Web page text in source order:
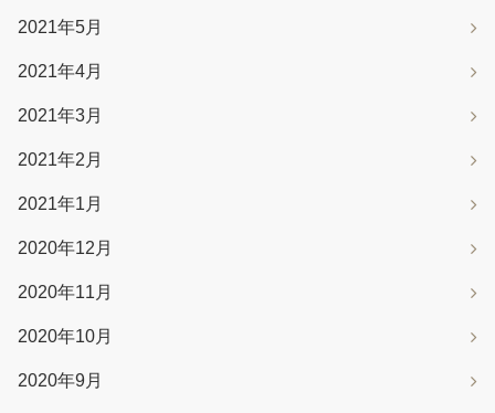
2021年5月
2021年4月
2021年3月
2021年2月
2021年1月
2020年12月
2020年11月
2020年10月
2020年9月